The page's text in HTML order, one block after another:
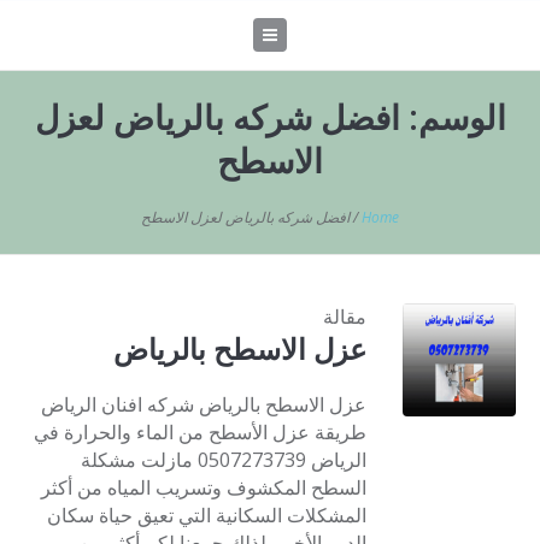
الوسم: افضل شركه بالرياض لعزل
الاسطح
Home
/افضل شركه بالرياض لعزل الاسطح
مقالة
عزل الاسطح بالرياض
عزل الاسطح بالرياض شركه افنان الرياض
طريقة عزل الأسطح من الماء والحرارة في
الرياض 0507273739 مازلت مشكلة
السطح المكشوف وتسريب المياه من أكثر
المشكلات السكانية التي تعيق حياة سكان